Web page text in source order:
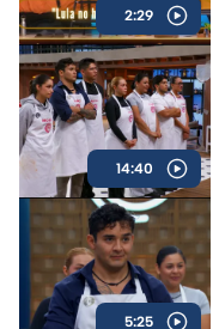
2:29
14:40
5:25